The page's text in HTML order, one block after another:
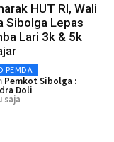
HUT RI, Wali
Sibolga Lepas
Lari 3k & 5k
PEMDA
Pemkot Sibolga :
Doli
saja